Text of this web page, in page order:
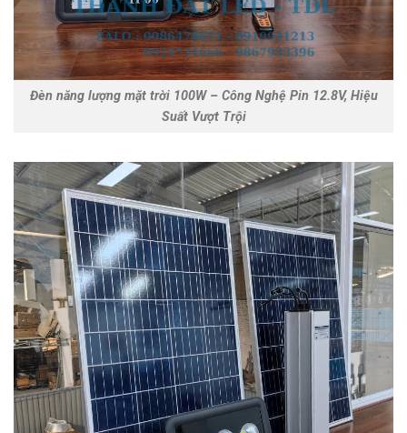
Đèn năng lượng mặt trời 100W – Công Nghệ Pin 12.8V, Hiệu
Suất Vượt Trội